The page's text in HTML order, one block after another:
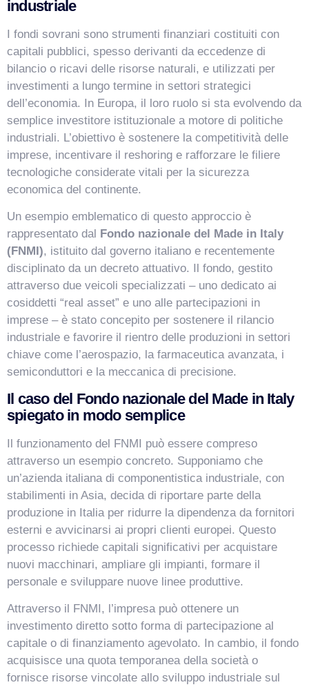
industriale
I fondi sovrani sono strumenti finanziari costituiti con
capitali pubblici, spesso derivanti da eccedenze di
bilancio o ricavi delle risorse naturali, e utilizzati per
investimenti a lungo termine in settori strategici
dell’economia. In Europa, il loro ruolo si sta evolvendo da
semplice investitore istituzionale a motore di politiche
industriali. L’obiettivo è sostenere la competitività delle
imprese, incentivare il reshoring e rafforzare le filiere
tecnologiche considerate vitali per la sicurezza
economica del continente.
Un esempio emblematico di questo approccio è
rappresentato dal Fondo nazionale del Made in Italy
(FNMI), istituito dal governo italiano e recentemente
disciplinato da un decreto attuativo. Il fondo, gestito
attraverso due veicoli specializzati – uno dedicato ai
cosiddetti “real asset” e uno alle partecipazioni in
imprese – è stato concepito per sostenere il rilancio
industriale e favorire il rientro delle produzioni in settori
chiave come l’aerospazio, la farmaceutica avanzata, i
semiconduttori e la meccanica di precisione.
Il caso del Fondo nazionale del Made in Italy
spiegato in modo semplice
Il funzionamento del FNMI può essere compreso
attraverso un esempio concreto. Supponiamo che
un’azienda italiana di componentistica industriale, con
stabilimenti in Asia, decida di riportare parte della
produzione in Italia per ridurre la dipendenza da fornitori
esterni e avvicinarsi ai propri clienti europei. Questo
processo richiede capitali significativi per acquistare
nuovi macchinari, ampliare gli impianti, formare il
personale e sviluppare nuove linee produttive.
Attraverso il FNMI, l’impresa può ottenere un
investimento diretto sotto forma di partecipazione al
capitale o di finanziamento agevolato. In cambio, il fondo
acquisisce una quota temporanea della società o
fornisce risorse vincolate allo sviluppo industriale sul